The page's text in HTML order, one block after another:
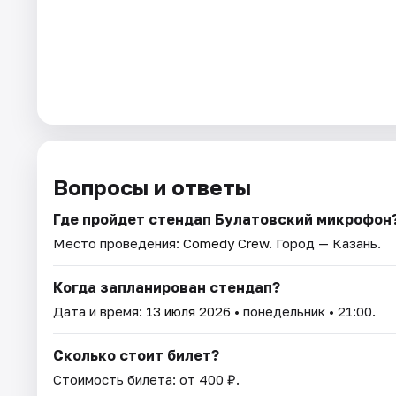
Вопросы и ответы
Где пройдет стендап Булатовский
Место проведения: Comedy Crew. Город — Казань.
Когда запланирован стендап?
Дата и время: 13 июля 2026 • понедельник • 21:00.
Сколько стоит билет?
Стоимость билета: от 400 ₽.